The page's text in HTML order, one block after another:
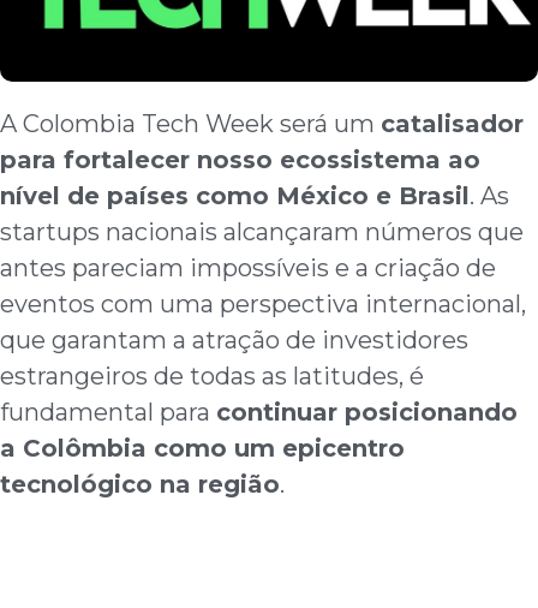
A Colombia Tech Week será um catalisador
para fortalecer nosso ecossistema ao
nível de países como México e Brasil. As
startups nacionais alcançaram números que
antes pareciam impossíveis e a criação de
eventos com uma perspectiva internacional,
que garantam a atração de investidores
estrangeiros de todas as latitudes, é
fundamental para continuar posicionando
a Colômbia como um epicentro
tecnológico na região.